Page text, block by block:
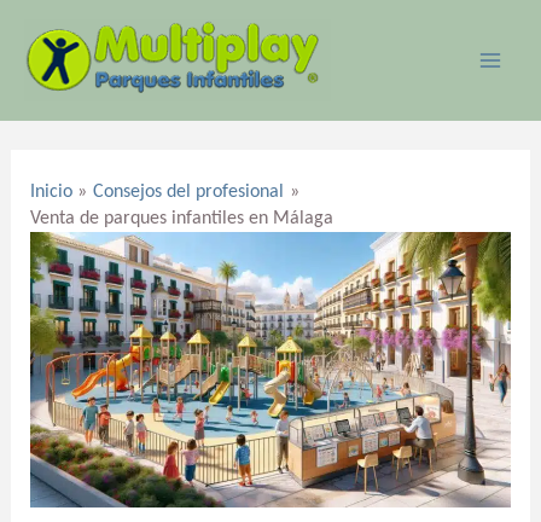
contenido
Inicio
Consejos del profesional
Venta de parques infantiles en Málaga
entradas